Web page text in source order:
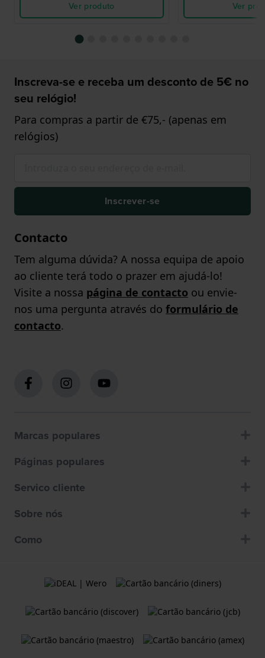
Ver produto
Ver
Inscreva-se e receba um desconto de 5€ no
seu relógio!
Para compras a partir de €75,- (apenas em
relógios)
Inscrever-se
Contacto
Tem alguma dúvida? A nossa equipa de apoio
ao cliente terá todo o prazer em ajudá-lo!
Visite a nossa página de contacto ou envie-
nos uma pergunta através do formulário de
contacto.
Marcas populares
Páginas populares
Servico cliente
Sobre nós
Como